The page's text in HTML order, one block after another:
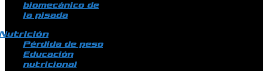
biomecánico de
la pisada
Pérdida de peso
Educación
nutricional